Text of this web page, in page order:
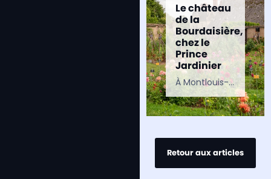
Le château
de la
Bourdaisière,
chez le
Prince
Jardinier
À Montlouis-sur-Loire, non loin de Tours et Amboise, se dresse le château de la Bourdaisière. Propriété de Louis Albert de Broglie, le domaine est surtout connu pour abriter un incroyable…
Retour aux articles